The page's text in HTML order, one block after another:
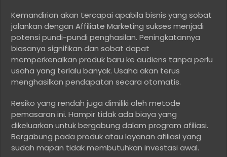
Kemandirian akan tercapai apabila bisnis yang sobat
jalankan dengan Affiliate Marketing sukses menjadi
potensi pundi-pundi penghasilan. Peningkatannya
biasanya signifikan dan sobat dapat
memperkenalkan produk baru ke audiens tanpa perlu
usaha yang terlalu banyak. Usaha akan terus
menghasilkan pendapatan secara otomatis.
Resiko yang rendah juga dimiliki oleh metode
pemasaran ini. Hampir tidak ada biaya yang
dikeluarkan untuk bergabung dalam program afiliasi.
Bergabung pada produk atau layanan afiliasi yang
sudah mapan tidak membutuhkan investasi awal.